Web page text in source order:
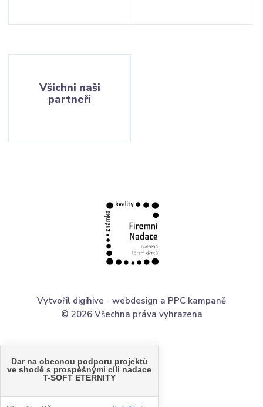
Všichni naši
partneři
© 2026 Všechna práva vyhrazena
Vytvořil digihive - webdesign a PPC kampaně